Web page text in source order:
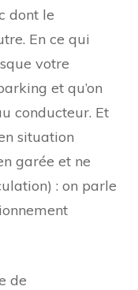
dont le
En ce qui
votre
et qu’on
conducteur. Et
situation
garée et ne
: on parle
de